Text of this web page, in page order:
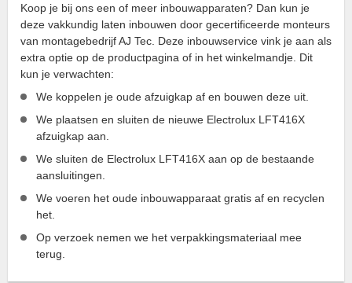
Koop je bij ons een of meer inbouwapparaten? Dan kun je
deze vakkundig laten inbouwen door gecertificeerde monteurs
van montagebedrijf AJ Tec. Deze inbouwservice vink je aan als
extra optie op de productpagina of in het winkelmandje. Dit
kun je verwachten:
We koppelen je oude afzuigkap af en bouwen deze uit.
We plaatsen en sluiten de nieuwe Electrolux LFT416X
afzuigkap aan.
We sluiten de Electrolux LFT416X aan op de bestaande
aansluitingen.
We voeren het oude inbouwapparaat gratis af en recyclen
het.
Op verzoek nemen we het verpakkingsmateriaal mee
terug.